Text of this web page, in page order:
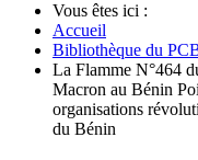
Vous êtes ici :
Accueil
Bibliothèque du
La Flamme N°464
Macron au Bénin
organisations
du Bénin